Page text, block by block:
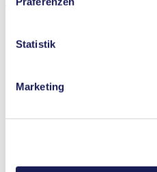
indem Sie auf „Cookies“ am
Nähere Informationen zu
deren Zweck,
Statistik
Marketing
Betriebsdruck (max.)
Endvakuum (max.)